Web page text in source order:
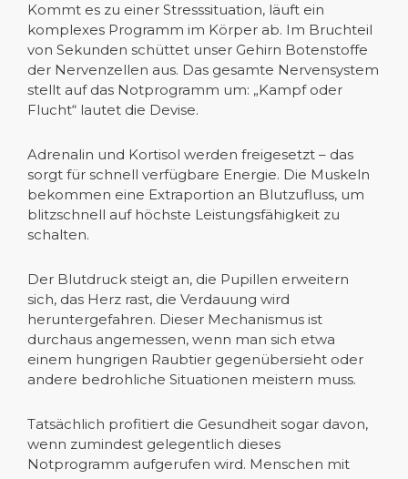
Kommt es zu einer Stresssituation, läuft ein
komplexes Programm im Körper ab. Im Bruchteil
von Sekunden schüttet unser Gehirn Botenstoffe
der Nervenzellen aus. Das gesamte Nervensystem
stellt auf das Notprogramm um: „Kampf oder
Flucht“ lautet die Devise.
Adrenalin und Kortisol werden freigesetzt – das
sorgt für schnell verfügbare Energie. Die Muskeln
bekommen eine Extraportion an Blutzufluss, um
blitzschnell auf höchste Leistungsfähigkeit zu
schalten.
Der Blutdruck steigt an, die Pupillen erweitern
sich, das Herz rast, die Verdauung wird
heruntergefahren. Dieser Mechanismus ist
durchaus angemessen, wenn man sich etwa
einem hungrigen Raubtier gegenübersieht oder
andere bedrohliche Situationen meistern muss.
Tatsächlich profitiert die Gesundheit sogar davon,
wenn zumindest gelegentlich dieses
Notprogramm aufgerufen wird. Menschen mit